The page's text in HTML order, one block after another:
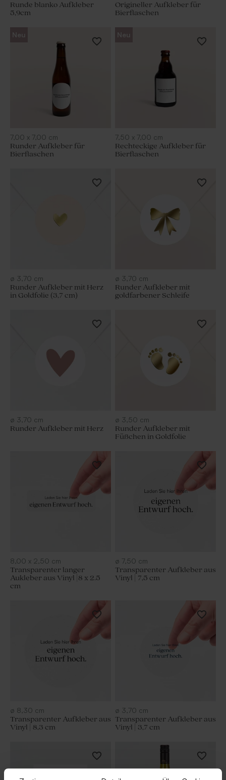
Runde blanko Aufkleber
5,9cm
Origineller Aufkleber für
Bierflaschen
Neu
7,00 x 7,00 cm
Runder Aufkleber für
Bierflaschen
Neu
7,50 x 7,00 cm
Rechteckige Aufkleber für
Bierflaschen
ø 3,70 cm
Runder Aufkleber mit Herz
in Goldfolie (3,7 cm)
ø 3,70 cm
Runder Aufkleber mit
goldfarbener Schleife
ø 3,70 cm
Runder Aufkleber mit Herz
ø 3,50 cm
Runder Aufkleber mit
Füßchen in Goldfolie
8,00 x 2,50 cm
Transparenter langer
Aukleber aus Vinyl |8 x 2.5
cm
ø 7,50 cm
Transparenter Aufkleber aus
Vinyl | 7,5 cm
ø 8,30 cm
Transparenter Aufkleber aus
Vinyl | 8,3 cm
ø 3,70 cm
Transparenter Aufkleber aus
Vinyl | 3,7 cm